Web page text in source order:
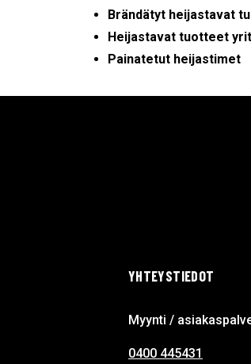
Brändätyt heijastavat
Heijastavat tuotteet
Painatetut heijastimet
YHTEYSTIEDOT
Myynti /
0400 445431